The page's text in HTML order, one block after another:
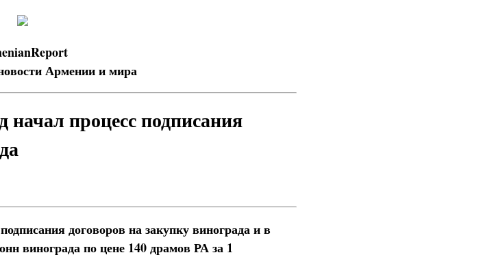
Армении и мира
процесс подписания
договоров на закупку винограда и в
винограда по цене 140 драмов РА за 1